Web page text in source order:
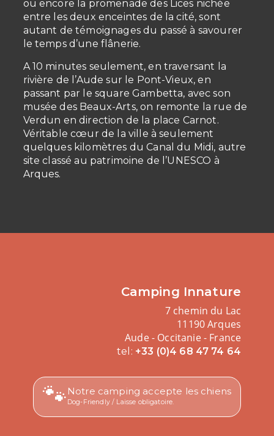
ou encore la promenade des Lices nichée
entre les deux enceintes de la cité, sont
autant de témoignages du passé à savourer
le temps d’une flânerie.
A 10 minutes seulement, en traversant la
rivière de l’Aude sur le Pont-Vieux, en
passant par le square Gambetta, avec son
musée des Beaux-Arts, on remonte la rue de
Verdun en direction de la place Carnot.
Véritable cœur de la ville à seulement
quelques kilomètres du Canal du Midi, autre
site classé au patrimoine de l’UNESCO à
Arques.
Camping Innature
7 chemin du Lac
11190 Arques
Aude - Occitanie - France
tel: +33 (0)4 68 47 74 64
🐾 Notre camping accepte les chiens
Dog-Friendly / Laisse obligatoire.